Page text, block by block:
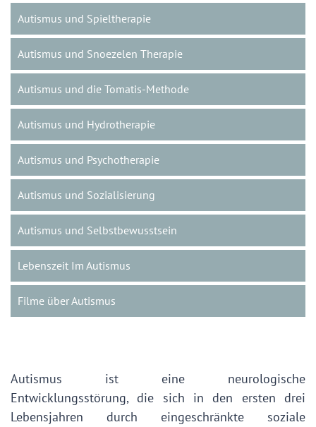
Autismus und Spieltherapie
Autismus und Snoezelen Therapie
Autismus und die Tomatis-Methode
Autismus und Hydrotherapie
Autismus und Psychotherapie
Autismus und Sozialisierung
Autismus und Selbstbewusstsein
Lebenszeit Im Autismus
Filme über Autismus
Autismus ist eine neurologische
Entwicklungsstörung, die sich in den ersten drei
Lebensjahren durch eingeschränkte soziale